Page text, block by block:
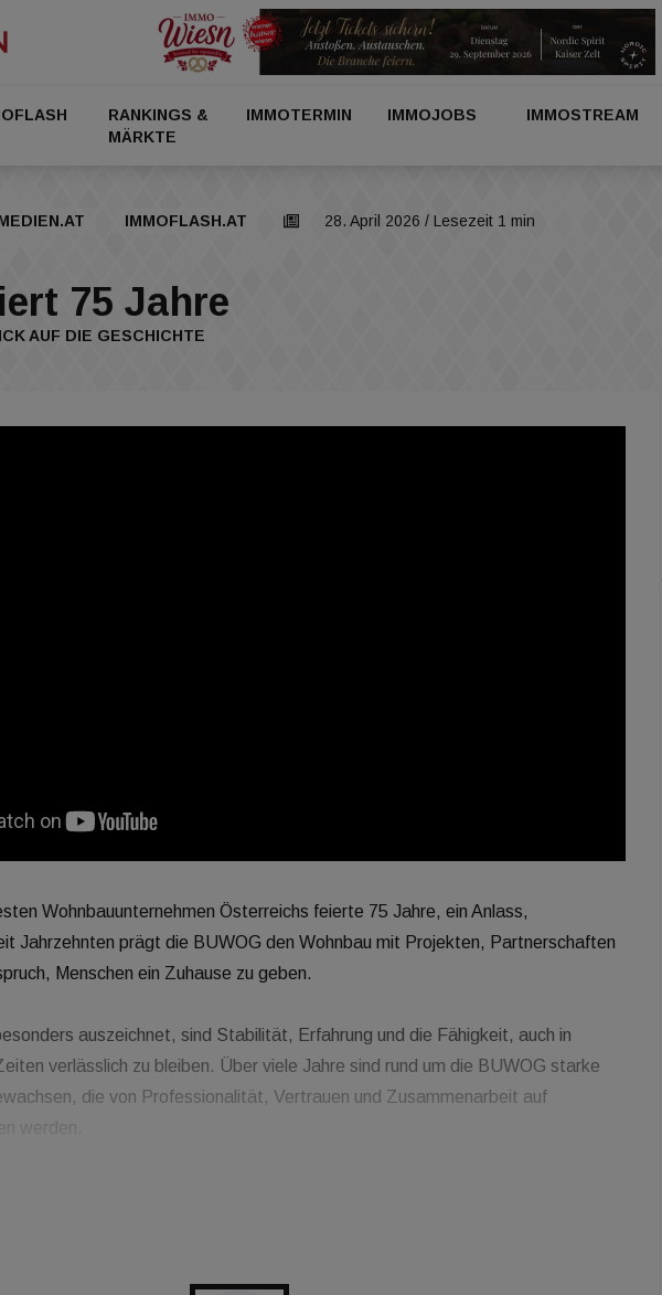
RANKINGS &
MÄRKTE
IMMOTERMIN IMMOJOBS IMMOSTREAM
IMMOFLASH.AT 28. April 2026 / Lesezeit 1 min
75 Jahre
AUF DIE GESCHICHTE
Wohnbauunternehmen Österreichs feierte 75 Jahre, ein Anlass,
Jahrzehnten prägt die BUWOG den Wohnbau mit Projekten, Partnerschaften
Menschen ein Zuhause zu geben.
auszeichnet, sind Stabilität, Erfahrung und die Fähigkeit, auch in
verlässlich zu bleiben. Über viele Jahre sind rund um die BUWOG starke
die von Professionalität, Vertrauen und Zusammenarbeit auf
werden.
die Zukunft: leistbar, nachhaltig und verlässlich zu bleiben.